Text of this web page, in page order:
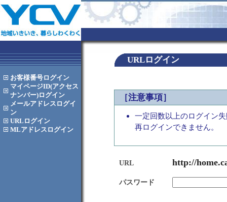
お客様番号ログイン
マイページID(アクセス
ナンバー)ログイン
メールアドレス ログイ
ン
URL ログイン
MLアドレス ログイン
URLログイン
［注意事項］
一定回数以上のログイン
再ログインできません。
URL http://
パスワード